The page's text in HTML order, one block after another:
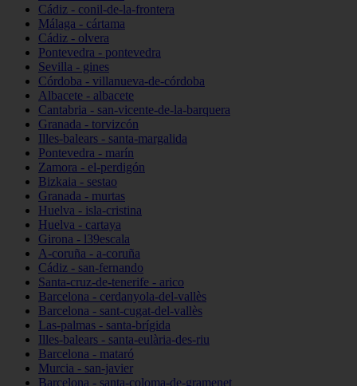
Cádiz - conil-de-la-frontera
Málaga - cártama
Cádiz - olvera
Pontevedra - pontevedra
Sevilla - gines
Córdoba - villanueva-de-córdoba
Albacete - albacete
Cantabria - san-vicente-de-la-barquera
Granada - torvizcón
Illes-balears - santa-margalida
Pontevedra - marín
Zamora - el-perdigón
Bizkaia - sestao
Granada - murtas
Huelva - isla-cristina
Huelva - cartaya
Girona - l39escala
A-coruña - a-coruña
Cádiz - san-fernando
Santa-cruz-de-tenerife - arico
Barcelona - cerdanyola-del-vallès
Barcelona - sant-cugat-del-vallès
Las-palmas - santa-brígida
Illes-balears - santa-eulària-des-riu
Barcelona - mataró
Murcia - san-javier
Barcelona - santa-coloma-de-gramenet